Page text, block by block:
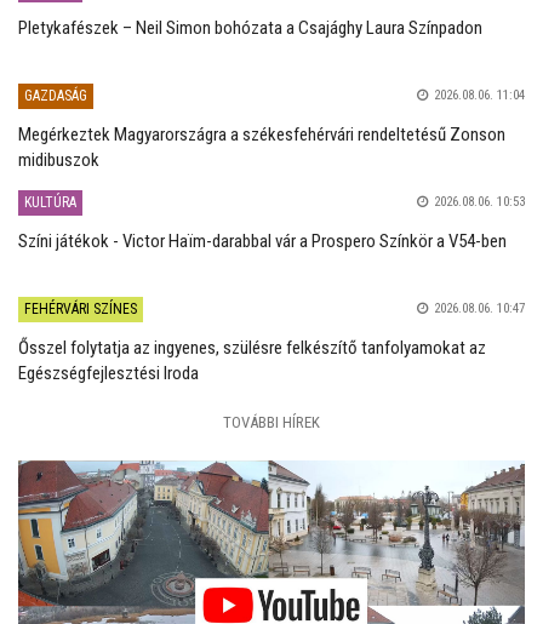
Pletykafészek – Neil Simon bohózata a Csajághy Laura Színpadon
GAZDASÁG 2026.08.06. 11:04
Megérkeztek Magyarországra a székesfehérvári rendeltetésű Zonson
midibuszok
KULTÚRA 2026.08.06. 10:53
Színi játékok - Victor Haïm-darabbal vár a Prospero Színkör a V54-ben
FEHÉRVÁRI SZÍNES 2026.08.06. 10:47
Ősszel folytatja az ingyenes, szülésre felkészítő tanfolyamokat az
Egészségfejlesztési Iroda
TOVÁBBI HÍREK